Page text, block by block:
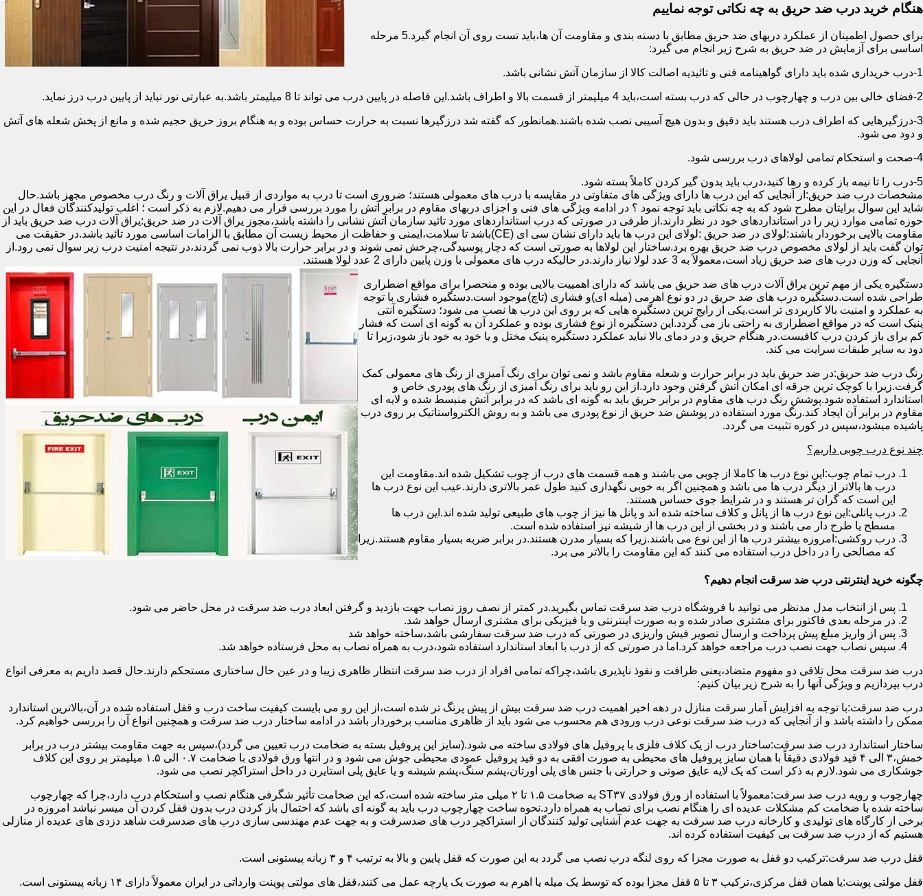
هنگام خرید درب ضد حریق به چه نکاتی توجه نماییم
برای حصول اطمینان از عملکرد دربهای ضد حریق مطابق با دسته بندی و مقاومت آن ها،باید تست روی آن انجام گیرد.5 مرحله
اساسی برای آزمایش در ضد حریق به شرح زیر انجام می گیرد:
1-درب خریداری شده باید دارای گواهینامه فنی و تائیدیه اصالت کالا از سازمان آتش نشانی باشد.
2-فضای خالی بین درب و چهارچوب در حالی که درب بسته است،باید 4 میلیمتر از قسمت بالا و اطراف باشد.این فاصله در پایین درب می تواند تا 8 میلیمتر باشد.به عبارتی نور نباید از پایین درب درز نماید.
3-درزگیرهایی که اطراف درب هستند باید دقیق و بدون هیچ آسیبی نصب شده باشند.همانطور که گفته شد درزگیرها نسبت به حرارت حساس بوده و به هنگام بروز حریق حجیم شده و مانع از پخش شعله های آتش
و دود می شود.
4-صحت و استحکام تمامی لولاهای درب بررسی شود.
5-درب را تا نیمه باز کرده و رها کنید،درب باید بدون گیر کردن کاملاً بسته شود.
مشخصات درب ضد حریق:از آنجایی که این درب ها دارای ویژگی های متفاوتی در مقایسه با درب های معمولی هستند؛ ضروری است تا درب به مواردی از قبیل یراق آلات و رنگ درب مخصوص مجهز باشد.حال
شاید این سوال برایتان مطرح شود که به چه نکاتی باید توجه نمود ؟ در ادامه ویژگی های فنی و اجزای دربهای مقاوم در برابر آتش را مورد بررسی قرار می دهیم.لازم به ذکر است ؛ اغلب تولیدکنندگان فعال در این
حوزه تمامی موارد زیر را در استانداردهای خود در نظر دارند.از طرفی در صورتی که درب استانداردهای مورد تائید سازمان آتش نشانی را داشته باشد،مجوز یراق آلات در ضد حریق:یراق آلات درب ضد حریق باید از
مقاومت بالایی برخوردار باشند:لولای در ضد حریق :لولای این درب ها باید دارای نشان سی ای (CE)باشد تا سلامت،ایمنی و حفاظت از محیط زیست آن مطابق با الزامات اساسی مورد تائید باشد.در حقیقت می
توان گفت باید از لولای مخصوص درب ضد حریق بهره برد.ساختار این لولاها به صورتی است که دچار پوسیدگی،چرخش نمی شوند و در برابر حرارت بالا ذوب نمی گردند،در نتیجه امنیت درب زیر سوال نمی رود.از
آنجایی که وزن درب های ضد حریق زیاد است،معمولاً به 3 عدد لولا نیاز دارند.در حالیکه درب های معمولی با وزن پایین دارای 2 عدد لولا هستند.
دستگیره یکی از مهم ترین یراق آلات درب های ضد حریق می باشد که دارای اهمییت بالایی بوده و منحصرا برای مواقع اضطراری
طراحی شده است.دستگیره درب های ضد حریق در دو نوع اهرمی (میله ای)و فشاری (تاچ)موجود است.دستگیره فشاری با توجه
به عملکرد و امنیت بالا کاربردی تر است.یکی از رایج ترین دستگیره هایی که بر روی این درب ها نصب می شود؛ دستگیره آنتی
پنیک است که در مواقع اضطراری به راحتی باز می گردد.این دستگیره از نوع فشاری بوده و عملکرد آن به گونه ای است که فشار
کم برای باز کردن درب کافیست.در هنگام حریق و در دمای بالا نباید عملکرد دستگیره پنیک مختل و یا خود به خود باز شود،زیرا تا
دود به سایر طبقات سرایت می کند.
رنگ درب ضد حریق:در ضد حریق باید در برابر حرارت و شعله مقاوم باشد و نمی توان برای رنگ آمیزی از رنگ های معمولی کمک
گرفت.زیرا با کوچک ترین جرقه ای امکان آتش گرفتن وجود دارد.از این رو باید برای رنگ آمیزی از رنگ های پودری خاص و
استاندارد استفاده شود.پوشش رنگ درب های مقاوم در برابر حریق باید به گونه ای باشد که در برابر آتش منبسط شده و لایه ای
مقاوم در برابر آن ایجاد کند.رنگ مورد استفاده در پوشش ضد حریق از نوع پودری می باشد و به روش الکترواستاتیک بر روی درب
پاشیده میشود،سپس در کوره تثبیت می گردد.
چند نوع درب چوبی داریم؟
درب تمام چوب:این نوع درب ها کاملا از چوبی می باشند و همه قسمت های درب از چوب تشکیل شده اند.مقاومت این
درب ها بالاتر از دیگر درب ها می باشد و همچنین اگر به خوبی نگهداری کنید طول عمر بالاتری دارند.عیب این نوع درب ها
این است که گران تر هستند و در شرایط جوی حساس هستند.
درب پانلی:این نوع درب ها از پانل و کلاف ساخته شده اند و پانل ها نیز از چوب های طبیعی تولید شده اند.این درب ها
مسطح یا طرح دار می باشند و در بخشی از این درب ها از شیشه نیز استفاده شده است.
درب روکشی:امروزه بیشتر درب ها از این نوع می باشند.زیرا که بسیار مدرن هستند.در برابر ضربه بسیار مقاوم هستند.زیرا
که مصالحی را در داخل درب استفاده می کنند که این مقاومت را بالاتر می برد.
چگونه خرید اینترنتی درب ضد سرقت انجام دهیم؟
پس از انتخاب مدل مدنظر می توانید با فروشگاه درب ضد سرقت تماس بگیرید.در کمتر از نصف روز نصاب جهت بازدید و گرفتن ابعاد درب ضد سرقت در محل حاضر می شود.
در مرحله بعدی فاکتور برای مشتری صادر شده و به صورت اینترنتی و یا فیزیکی برای مشتری ارسال خواهد شد.
پس از واریز مبلغ پیش پرداخت و ارسال تصویر فیش واریزی در صورتی که درب ضد سرقت سفارشی باشد،ساخته خواهد شد
سپس نصاب جهت نصب درب مراجعه خواهد کرد.اما در صورتی که از درب با ابعاد استاندارد استفاده شود،درب به همراه نصاب به محل فرستاده خواهد شد.
درب ضد سرقت محل تلاقی دو مفهوم متضاد،یعنی ظرافت و نفوذ ناپذیری باشد،چراکه تمامی افراد از درب ضد سرقت انتظار ظاهری زیبا و در عین حال ساختاری مستحکم دارند.حال قصد داریم به معرفی انواع
درب بپردازیم و ویژگی آنها را به شرح زیر بیان کنیم:
درب ضد سرقت:با توجه به افزایش آمار سرقت منازل در دهه اخیر اهمیت درب ضد سرقت بیش از پیش پرنگ تر شده است،از این رو می بایست کیفیت ساخت درب و قفل استفاده شده در آن،بالاترین استاندارد
ممکن را داشته باشد و از آنجایی که درب ضد سرقت نوعی درب ورودی هم محسوب می شود باید از ظاهری مناسب برخوردار باشد در ادامه ساختار درب ضد سرقت و همچنین انواع آن را بررسی خواهیم کرد.
ساختار استاندارد درب ضد سرقت:ساختار درب از یک کلاف فلزی با پروفیل های فولادی ساخته می شود.(سایز این پروفیل بسته به ضخامت درب تعیین می گردد)،سپس به جهت مقاومت بیشتر درب در برابر
خمش،۳ الی ۴ قید فولادی دقیقاً با همان سایز پروفیل های محیطی به صورت افقی به دو قید پروفیل عمودی محیطی جوش می شود و در انتها ورق فولادی با ضخامت ۰.۷ الی ۱.۵ میلیمتر بر روی این کلاف
جوشکاری می شود.لازم به ذکر است که یک لایه عایق صوتی و حرارتی با جنس های پلی اورتان،پشم سنگ،پشم شیشه و یا عایق پلی استایرن در داخل استراکچر نصب می شود.
چهارچوب و رویه درب ضد سرقت:معمولاً با استفاده از ورق فولادی ST۳۷ به ضخامت ۱.۵ تا ۲ میلی متر ساخته شده است،که این ضخامت تأثیر شگرفی هنگام نصب و استحکام درب دارد،چرا که چهارچوب
ساخته شده با ضخامت کم مشکلات عدیده ای را هنگام نصب برای نصاب به همراه دارد.نحوه ساخت چهارچوب درب باید به گونه ای باشد که احتمال باز کردن درب بدون قفل کردن آن میسر نباشد امروزه در
برخی از کارگاه های تولیدی و کارخانه درب ضد سرقت به جهت عدم آشنایی تولید کنندگان از استراکچر درب های ضدسرقت و به جهت عدم مهندسی سازی درب های ضدسرقت شاهد دزدی های عدیده از منازلی
هستیم که از درب ضد سرقت بی کیفیت استفاده کرده اند.
قفل درب ضد سرقت:ترکیب دو قفل به صورت مجزا که روی لنگه درب نصب می گردد به این صورت که قفل پایین و بالا به ترتیب ۴ و ۳ زبانه پیستونی است.
قفل مولتی پوینت:یا همان قفل مرکزی،ترکیب ۳ تا ۵ قفل مجزا بوده که توسط یک میله یا اهرم به صورت یک پارچه عمل می کنند،قفل های مولتی پوینت وارداتی در ایران معمولاً دارای ۱۴ زبانه پیستونی است.